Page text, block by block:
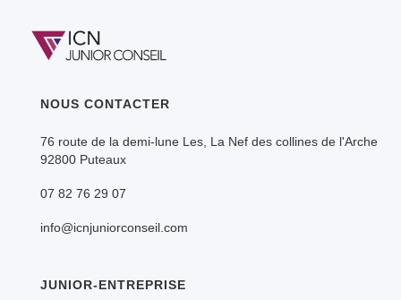
NOUS CONTACTER
76 route de la demi-lune Les, La Nef des collines de l'Arche
92800 Puteaux
07 82 76 29 07
info@icnjuniorconseil.com
JUNIOR-ENTREPRISE